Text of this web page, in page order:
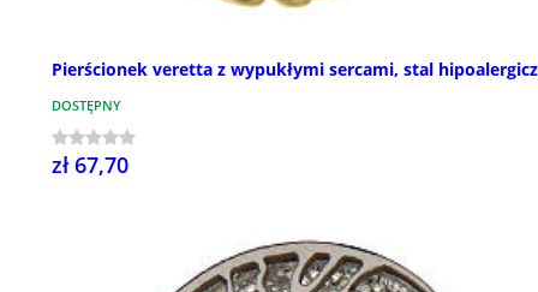
Pierścionek veretta z wypukłymi sercami, stal
DOSTĘPNY
zł 67,70